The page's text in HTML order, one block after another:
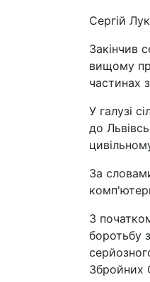
Сергій
Закінчив
вищому
частинах
У галузі
до
За
З
боротьбу
Збройних